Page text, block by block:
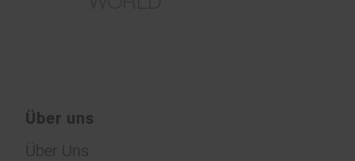
Über uns
Über Uns